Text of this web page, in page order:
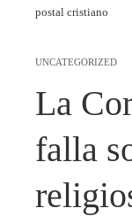
postal cristiano
UNCATEGORIZED
La
falla